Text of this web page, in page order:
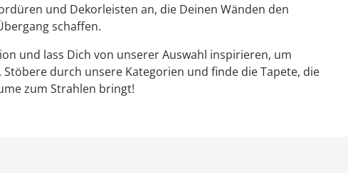
und Dekorleisten an, die Deinen Wänden den
schaffen.
und lass Dich von unserer Auswahl inspirieren, um
durch unsere Kategorien und finde die Tapete, die
zum Strahlen bringt!